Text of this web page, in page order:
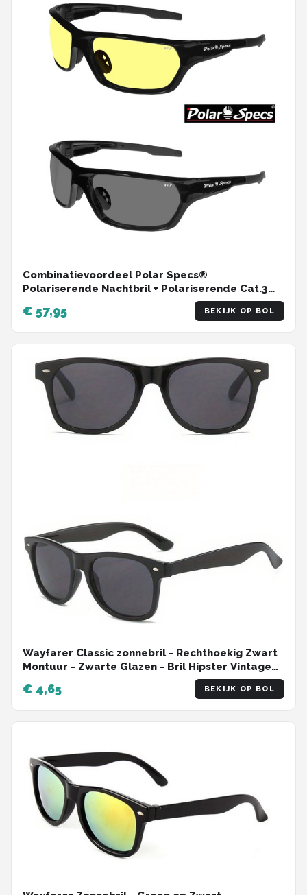
Combinatievoordeel Polar Specs®
Polariserende Nachtbril + Polariserende Cat.3
Zonnebril Atmosphere PS9025 – Zwart –
Polariserend – Medium – Unisex
€ 57,95 BEKIJK OP BOL
Wayfarer Classic zonnebril - Rechthoekig Zwart
Montuur - Zwarte Glazen - Bril Hipster Vintage
Retro Dames Heren Vierkant Rechthoekige
Classic | Carnavalsbril | Festival bril| Retro
Zonnebril | Zonnebril Heren | Zonnebril Dames |
€ 4,65 BEKIJK OP BOL